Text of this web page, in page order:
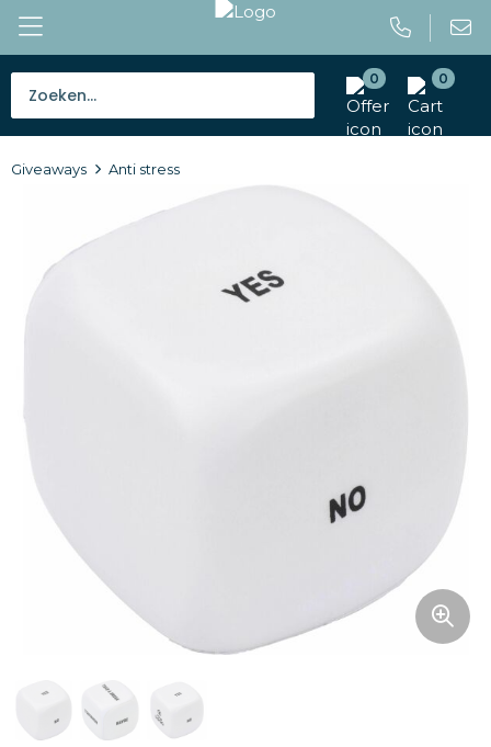
0 0
Tassen
Caps en mutsen
Giveaways
Gereedschap en veiligheid
Snoepgoed
Home en living
Health en wellness
Kantoorartikelen
Gadgets
Giveaways Anti stress